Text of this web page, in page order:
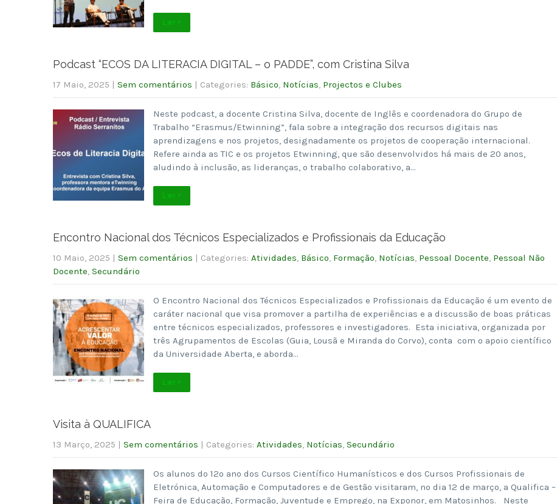
Ler +
Podcast “ECOS DA LITERACIA DIGITAL – o PADDE”, com Cristina Silva
17 Maio, 2025 | Sem comentários | Categories: Básico, Notícias, Projectos e Clubes
Neste podcast, a docente Cristina Silva, docente de Inglês e coordenadora do Grupo de
Trabalho “Erasmus/Etwinning”, fala sobre a integração dos recursos digitais nas
aprendizagens e nos projetos, designadamente os projetos de cooperação internacional.
Refere ainda as TIC e os projetos Etwinning, que são desenvolvidos há mais de 20 anos,
aludindo à inclusão, as lideranças, o trabalho colaborativo, a…
Ler +
Encontro Nacional dos Técnicos Especializados e Profissionais da Educação
10 Maio, 2025 | Sem comentários | Categories: Atividades, Básico, Formação, Notícias, Pessoal Docente, Pessoal Não
Docente, Secundário
O Encontro Nacional dos Técnicos Especializados e Profissionais da Educação é um evento de
caráter nacional que visa promover a partilha de experiências e a discussão de boas práticas
entre técnicos especializados, professores e investigadores. Esta iniciativa, organizada por
três Agrupamentos de Escolas (Guia, Lousã e Miranda do Corvo), conta com o apoio científico
da Universidade Aberta, e aborda…
Ler +
Visita à QUALIFICA
13 Março, 2025 | Sem comentários | Categories: Atividades, Notícias, Secundário
Os alunos do 12º ano dos Cursos Científico Humanísticos e dos Cursos Profissionais de
Eletrónica, Automação e Computadores e de Gestão visitaram, no dia 12 de março, a Qualifica –
Feira de Educação, Formação, Juventude e Emprego, na Exponor, em Matosinhos. Neste